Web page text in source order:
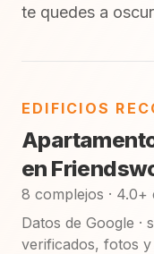
te quedes a
EDIFICIOS
en
8 complejos · 4.0+
Datos de Google ·
verificados, fotos y